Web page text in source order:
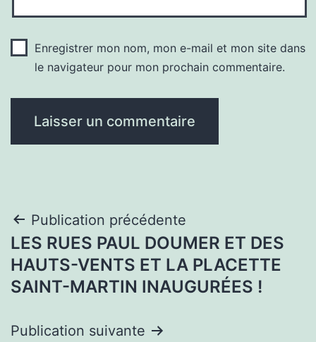
Enregistrer mon nom, mon e-mail et mon site dans
le navigateur pour mon prochain commentaire.
Navigation
de
l’article
Publication précédente
LES RUES PAUL DOUMER ET DES
HAUTS-VENTS ET LA PLACETTE
SAINT-MARTIN INAUGURÉES !
Publication suivante